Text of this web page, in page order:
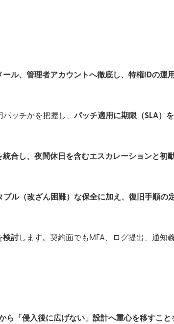
ル、管理者アカウントへ徹底し、特権IDの運
パッチかを把握し、パッチ適用に期限（SLA）
合し、夜間休日を含むエスカレーションと初
ル（改ざん困難）な保全に加え、復旧手順の
検討します。契約面でもMFA、ログ提出、通知
ら「侵入後に広げない」設計へ重心を移すこと